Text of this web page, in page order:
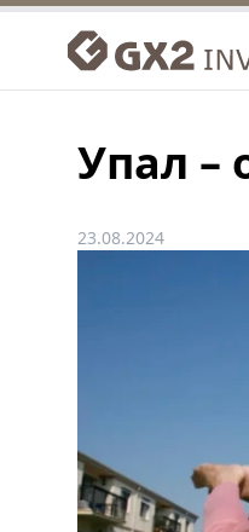
Упал –
23.08.2024